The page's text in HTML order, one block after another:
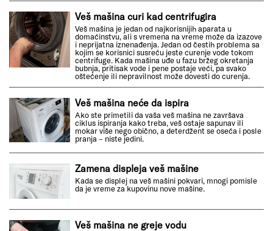
Veš mašina curi kad centrifugira
Veš mašina je jedan od najkorisnijih aparata u
domaćinstvu, ali s vremena na vreme može da izazove
i neprijatna iznenađenja. Jedan od čestih problema sa
kojim se korisnici susreću jeste curenje vode tokom
centrifuge. Kada mašina uđe u fazu bržeg okretanja
bubnja, pritisak vode i pene postaje veći, pa svako
oštećenje ili nepravilnost može dovesti do curenja.
Veš mašina neće da ispira
Ako ste primetili da vaša veš mašina ne završava
ciklus ispiranja kako treba, veš ostaje sapunav ili
mokar više nego obično, a deterdžent se oseća i posle
pranja – niste jedini.
Zamena displeja veš mašine
Kada se displej na veš mašini pokvari, mnogi pomisle
da je vreme za kupovinu nove mašine.
Veš mašina ne greje vodu